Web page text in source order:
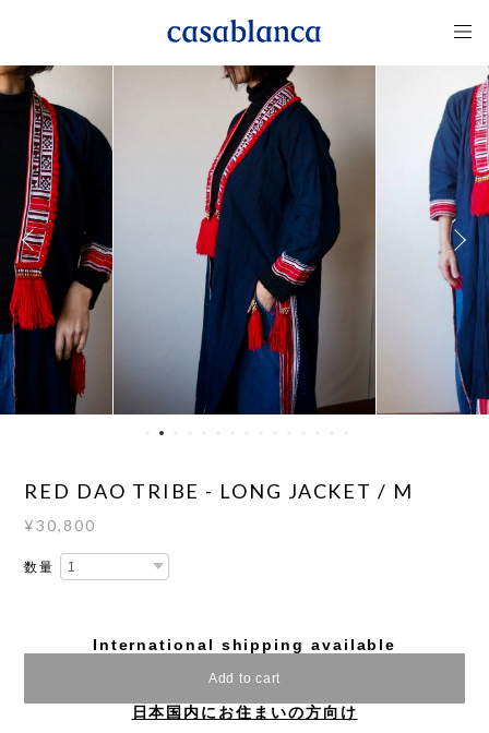
RED DAO TRIBE - LONG JACKET / M
¥30,800
数量
International shipping available
Add to cart
日本国内にお住まいの方向け